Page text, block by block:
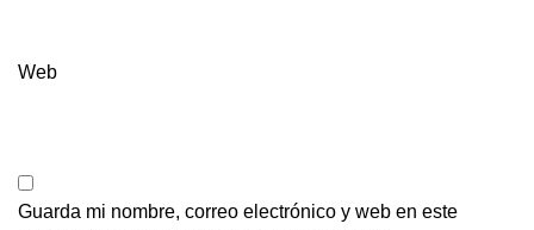
Web
Guarda mi nombre, correo electrónico y web en este